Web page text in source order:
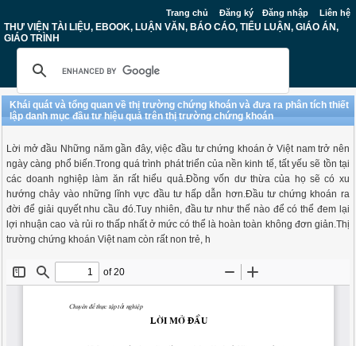
Trang chủ Đăng ký Đăng nhập Liên hệ
THƯ VIỆN TÀI LIỆU, EBOOK, LUẬN VĂN, BÁO CÁO, TIỂU LUẬN, GIÁO ÁN,
GIÁO TRÌNH
Khái quát và tổng quan về thị trường chứng khoán và đưa ra phân tích thiết
lập danh mục đầu tư hiệu quả trên thị trường chứng khoán
Lời mở đầu Những năm gần đây, việc đầu tư chứng khoán ở Việt nam trở nên
ngày càng phổ biến.Trong quá trình phát triển của nền kinh tế, tất yếu sẽ tồn tại
các doanh nghiệp làm ăn rất hiểu quả.Đồng vốn dư thừa của họ sẽ có xu
hướng chảy vào những lĩnh vực đầu tư hấp dẫn hơn.Đầu tư chứng khoán ra
đời để giải quyết nhu cầu đó.Tuy nhiên, đầu tư như thế nào để có thể đem lại
lợi nhuận cao và rủi ro thấp nhất ở mức có thể là hoàn toàn không đơn giản.Thị
trường chứng khoán Việt nam còn rất non trẻ, h